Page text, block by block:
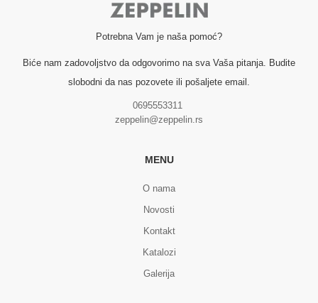
Potrebna Vam je naša pomoć?
Biće nam zadovoljstvo da odgovorimo na sva Vaša pitanja. Budite
slobodni da nas pozovete ili pošaljete email.
0695553311
zeppelin@zeppelin.rs
MENU
O nama
Novosti
Kontakt
Katalozi
Galerija